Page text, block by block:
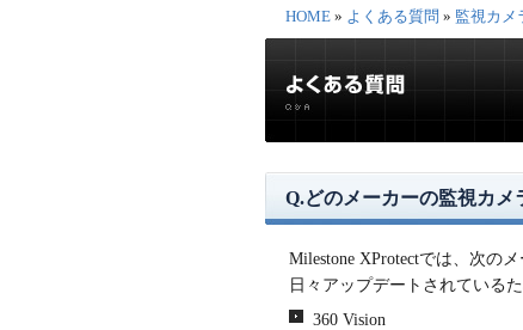
HOME » よくある質問 » 監視カメ
Q.どのメーカーの監視カメ
Milestone XProtectでは、次の
日々アップデートされている
360 Vision